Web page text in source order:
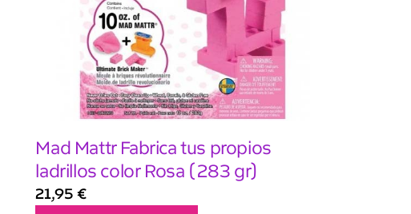
Mad Mattr Fabrica tus propios
ladrillos color Rosa (283 gr)
21,95€